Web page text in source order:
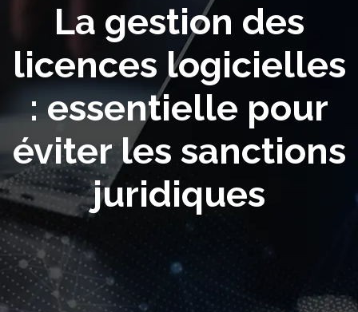
La gestion des
licences logicielles
: essentielle pour
éviter les sanctions
juridiques